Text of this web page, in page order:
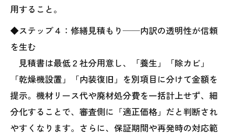
用すること。
◆ステップ４：修繕見積もり──内訳の透明性が信頼
を生む
見積書は最低２社分用意し、「養生」「除カビ」
「乾燥機設置」「内装復旧」を別項目に分けて金額を
提示。機材リース代や廃材処分費を一括計上せず、細
分化することで、審査側に「適正価格」だと判断され
やすくなります。さらに、保証期間や再発時の対応範